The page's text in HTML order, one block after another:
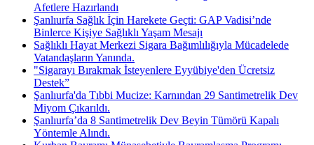
Afetlere Hazırlandı
Şanlıurfa Sağlık İçin Harekete Geçti: GAP Vadisi’nde
Binlerce Kişiye Sağlıklı Yaşam Mesajı
Sağlıklı Hayat Merkezi Sigara Bağımlılığıyla Mücadelede
Vatandaşların Yanında.
"Sigarayı Bırakmak İsteyenlere Eyyübiye'den Ücretsiz
Destek”
Şanlıurfa'da Tıbbi Mucize: Karnından 29 Santimetrelik Dev
Miyom Çıkarıldı.
Şanlıurfa’da 8 Santimetrelik Dev Beyin Tümörü Kapalı
Yöntemle Alındı.